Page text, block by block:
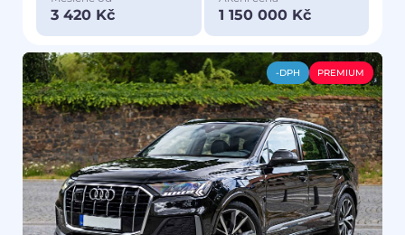
3 420 Kč 1 150 000 Kč
-DPH PREMIUM